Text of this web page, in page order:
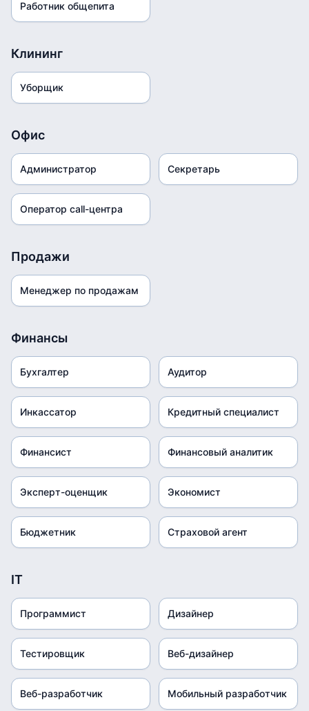
Работник общепита
Клининг
Уборщик
Офис
Администратор Секретарь
Оператор call-центра
Продажи
Менеджер по продажам
Финансы
Бухгалтер Аудитор
Инкассатор Кредитный специалист
Финансист Финансовый аналитик
Эксперт-оценщик Экономист
Бюджетник Страховой агент
IT
Программист Дизайнер
Тестировщик Веб-дизайнер
Веб-разработчик Мобильный разработчик